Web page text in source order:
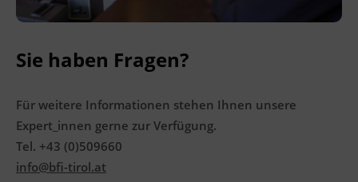
Sie haben Fragen?
Für weitere Informationen stehen Ihnen unsere
Expert_innen gerne zur Verfügung.
Tel. +43 (0)509660
info@bfi-tirol.at